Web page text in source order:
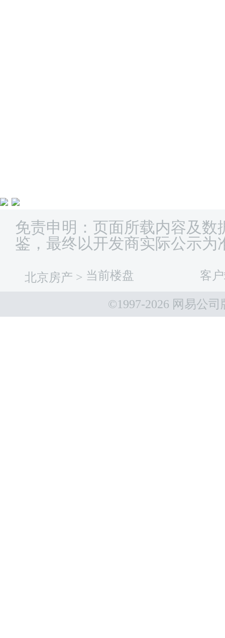
免责申明：页面所载内容及数
鉴，最终以开发商实际公示为
北京房产 > 当前楼盘 客
©1997-2026 网易公